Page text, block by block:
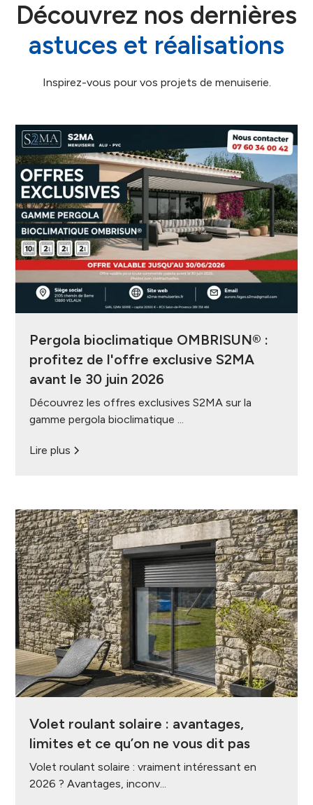
Découvrez nos dernières
astuces et réalisations
Inspirez-vous pour vos projets de menuiserie.
Pergola bioclimatique OMBRISUN® :
profitez de l'offre exclusive S2MA
avant le 30 juin 2026
Découvrez les offres exclusives S2MA sur la
gamme pergola bioclimatique ...
Lire plus
Volet roulant solaire : avantages,
limites et ce qu’on ne vous dit pas
Volet roulant solaire : vraiment intéressant en
2026 ? Avantages, inconv...